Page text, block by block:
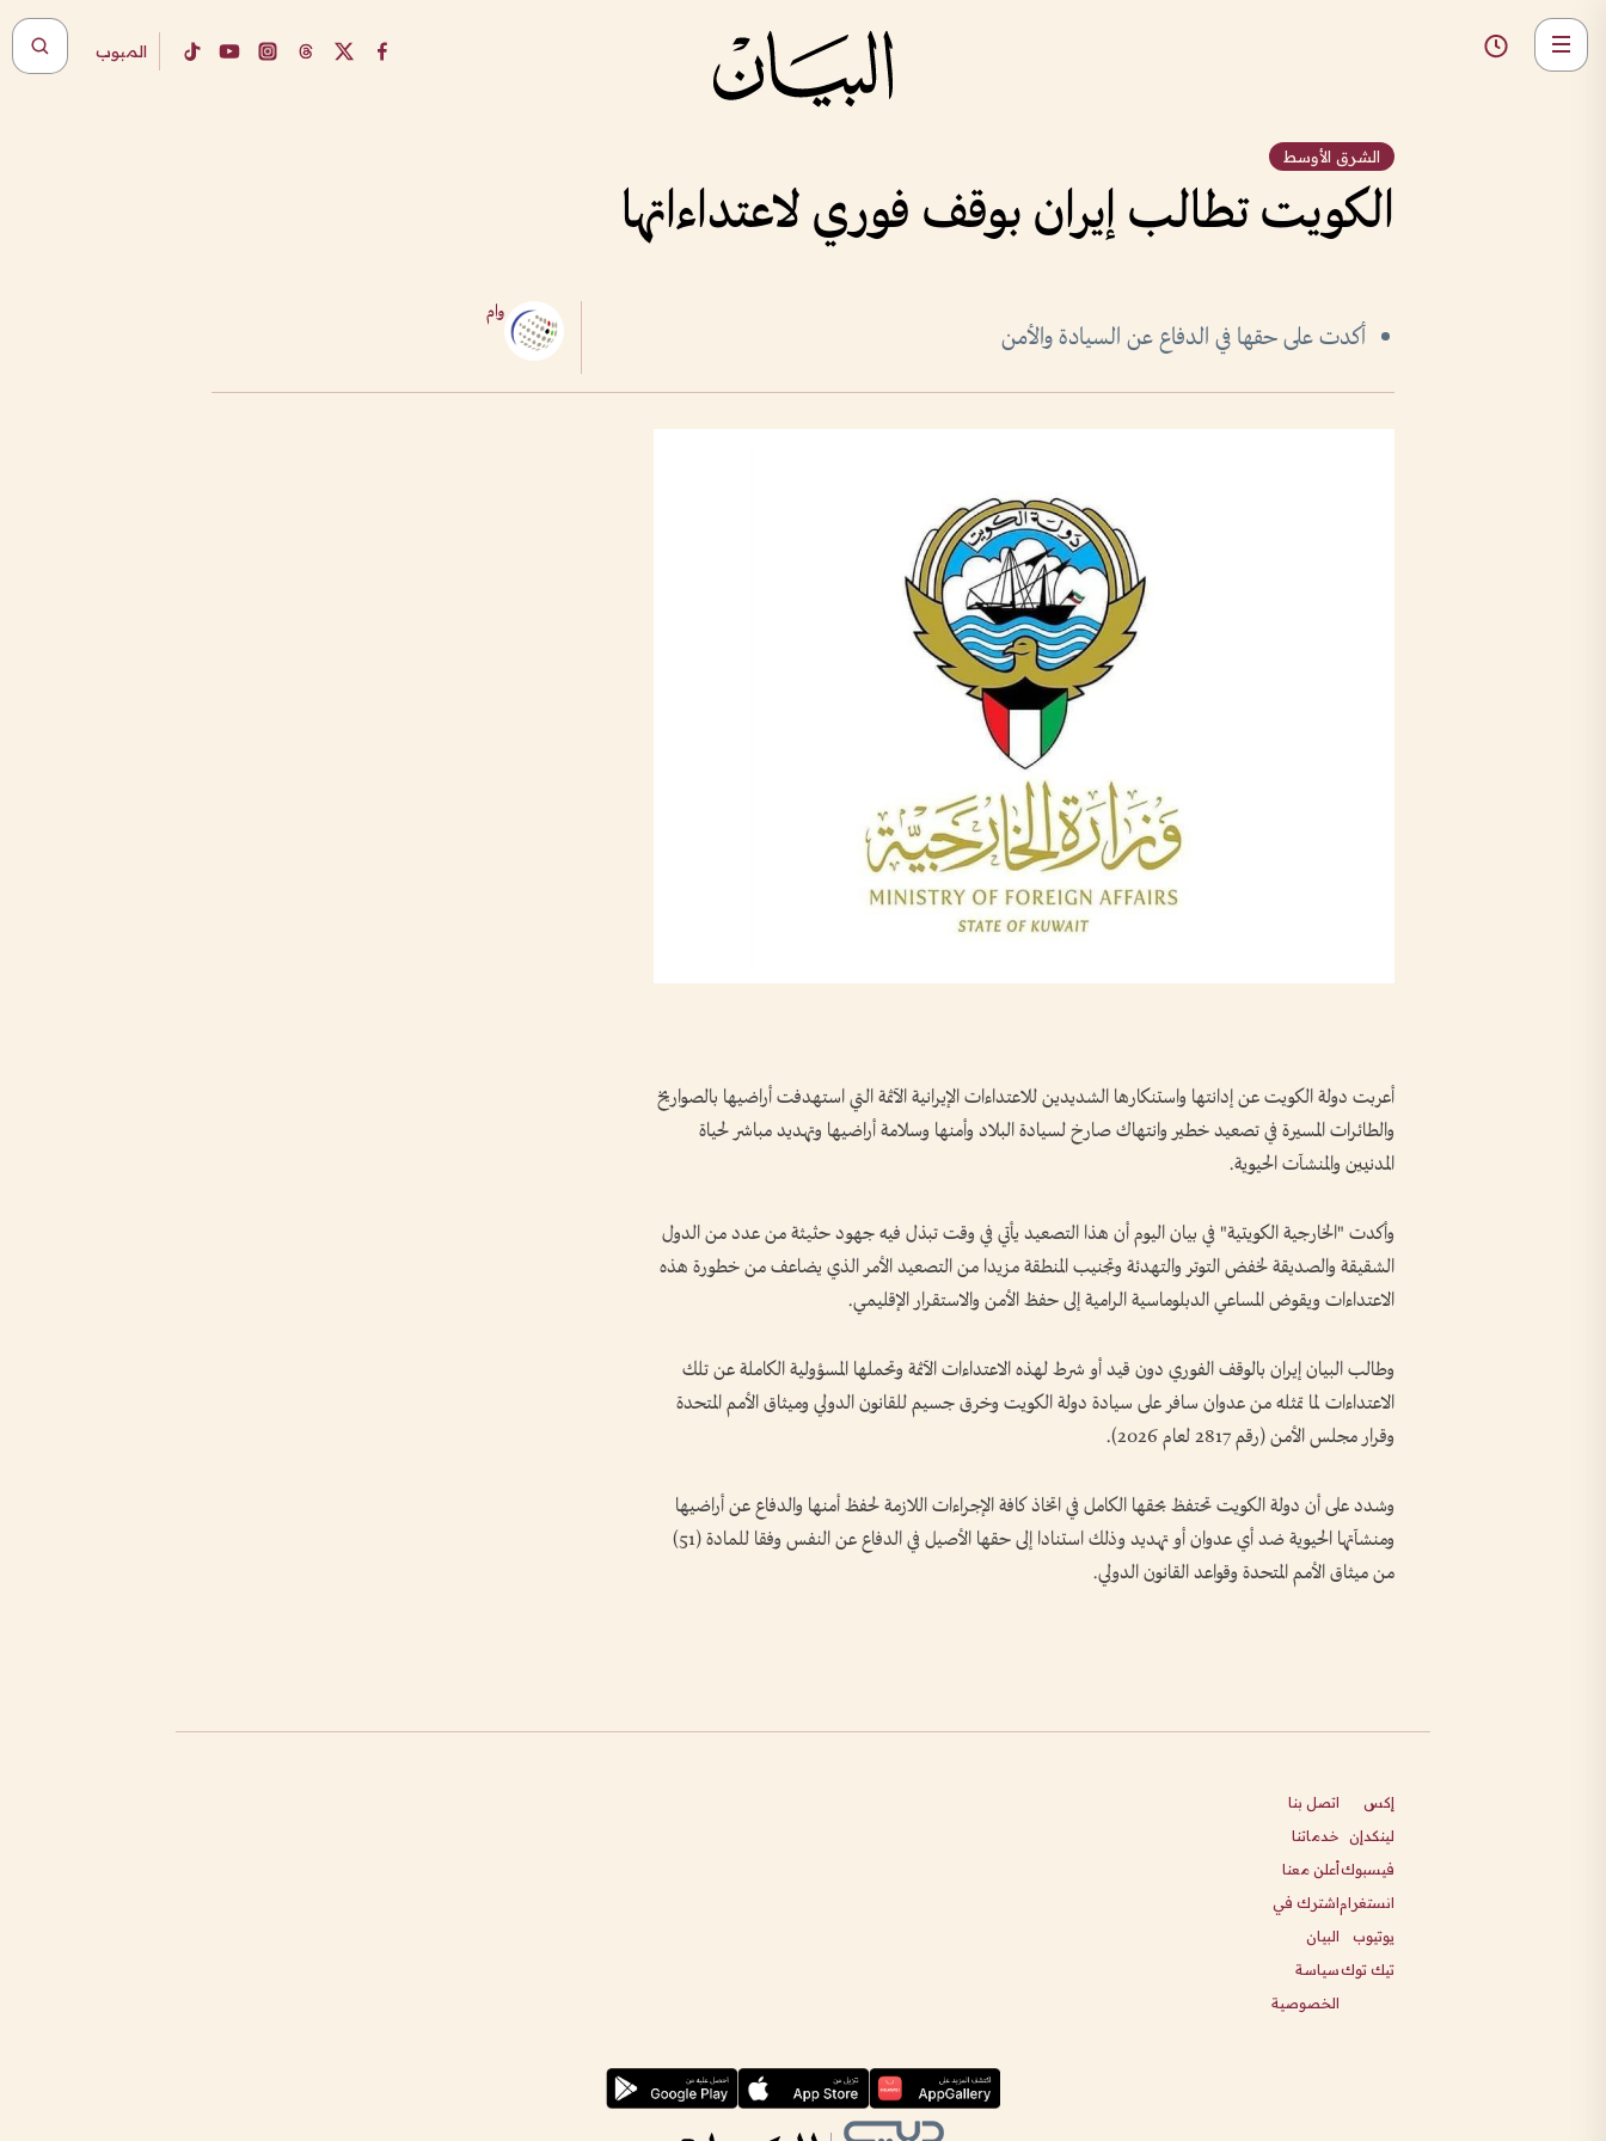
المبوب
الشرق الأوسط
الكويت تطالب إيران بوقف فوري لاعتداءاتها
أكدت على حقها في الدفاع عن السيادة والأمن
وام
أعربت دولة الكويت عن إدانتها واستنكارها الشديدين للاعتداءات الإيرانية الآثمة التي استهدفت أراضيها بالصواريخ
والطائرات المسيرة في تصعيد خطير وانتهاك صارخ لسيادة البلاد وأمنها وسلامة أراضيها وتهديد مباشر لحياة
المدنيين والمنشآت الحيوية.
وأكدت "الخارجية الكويتية" في بيان اليوم أن هذا التصعيد يأتي في وقت تبذل فيه جهود حثيثة من عدد من الدول
الشقيقة والصديقة لخفض التوتر والتهدئة وتجنيب المنطقة مزيدا من التصعيد الأمر الذي يضاعف من خطورة هذه
الاعتداءات ويقوض المساعي الدبلوماسية الرامية إلى حفظ الأمن والاستقرار الإقليمي.
وطالب البيان إيران بالوقف الفوري دون قيد أو شرط لهذه الاعتداءات الآثمة وتحملها المسؤولية الكاملة عن تلك
الاعتداءات لما تمثله من عدوان سافر على سيادة دولة الكويت وخرق جسيم للقانون الدولي وميثاق الأمم المتحدة
وقرار مجلس الأمن (رقم 2817 لعام 2026).
وشدد على أن دولة الكويت تحتفظ بحقها الكامل في اتخاذ كافة الإجراءات اللازمة لحفظ أمنها والدفاع عن أراضيها
ومنشآتها الحيوية ضد أي عدوان أو تهديد وذلك استنادا إلى حقها الأصيل في الدفاع عن النفس وفقا للمادة (51)
من ميثاق الأمم المتحدة وقواعد القانون الدولي.
إكس
لينكدإن
فيسبوك
انستغرام
يوتيوب
تيك توك
اتصل بنا
خدماتنا
أعلن معنا
اشترك في
البيان
سياسة
الخصوصية